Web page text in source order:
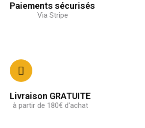
Paiements sécurisés
Via Stripe
Livraison GRATUITE
à partir de 180€ d'achat